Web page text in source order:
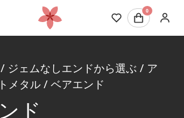
0
/ ジェムなしエンドから選ぶ / ア
メタル/ ベアエンド
ド